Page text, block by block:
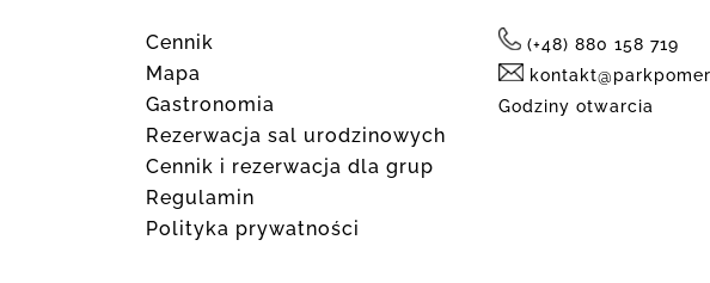
Cennik
Mapa
Gastronomia
Rezerwacja sal urodzinowych
Cennik i rezerwacja dla grup
Regulamin
Polityka prywatności
(+48) 880 158 719
Godziny otwarcia